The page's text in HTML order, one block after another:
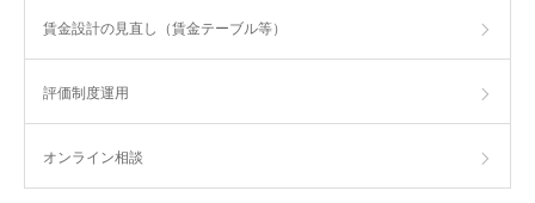
賃金設計の見直し（賃金テーブル等）
評価制度運用
オンライン相談